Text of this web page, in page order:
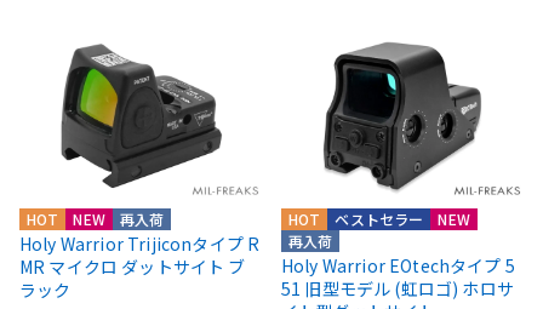
HOT NEW 再入荷
Holy Warrior Trijiconタイプ R
MR マイクロ ダットサイト ブ
ラック
HOT
NEW
再入荷
ベストセラー
Holy Warrior EOtechタイプ 5
51 旧型モデル (虹ロゴ) ホロサ